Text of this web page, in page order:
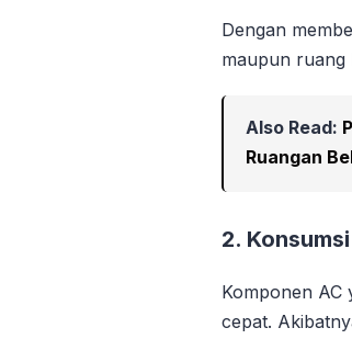
Dengan
maupun ruang
Also Read:
Ruangan
2.
Komponen AC
cepat.